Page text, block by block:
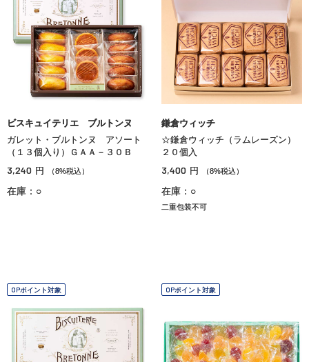
ビスキュイテリエ ブルトンヌ
ガレット・ブルトンヌ アソート
（１３個入り）ＧＡＡ－３０Ｂ
3,240 円 （8%税込）
在庫：○
鎌倉ウィッチ
☆鎌倉ウィッチ（ラムレーズン）
２０個入
3,400 円 （8%税込）
在庫：○
二重包装不可
OPポイント対象 OPポイント対象